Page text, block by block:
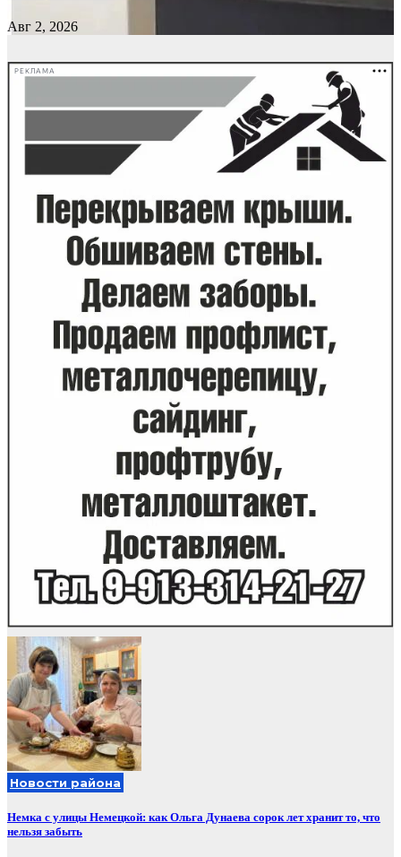
Авг 2, 2026
РЕКЛАМА
Новости района
Немка с улицы Немецкой: как Ольга Дунаева сорок лет хранит то, что
нельзя забыть